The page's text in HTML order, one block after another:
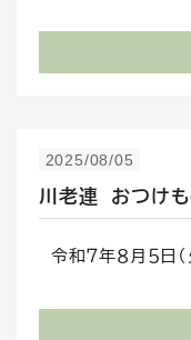
2025/08/05
川老連 おつけも
令和７年８月５日